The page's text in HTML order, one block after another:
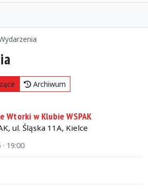
Archiwum
Wtorki w Klubie WSPAK
ul. Śląska 11A, Kielce
19:00